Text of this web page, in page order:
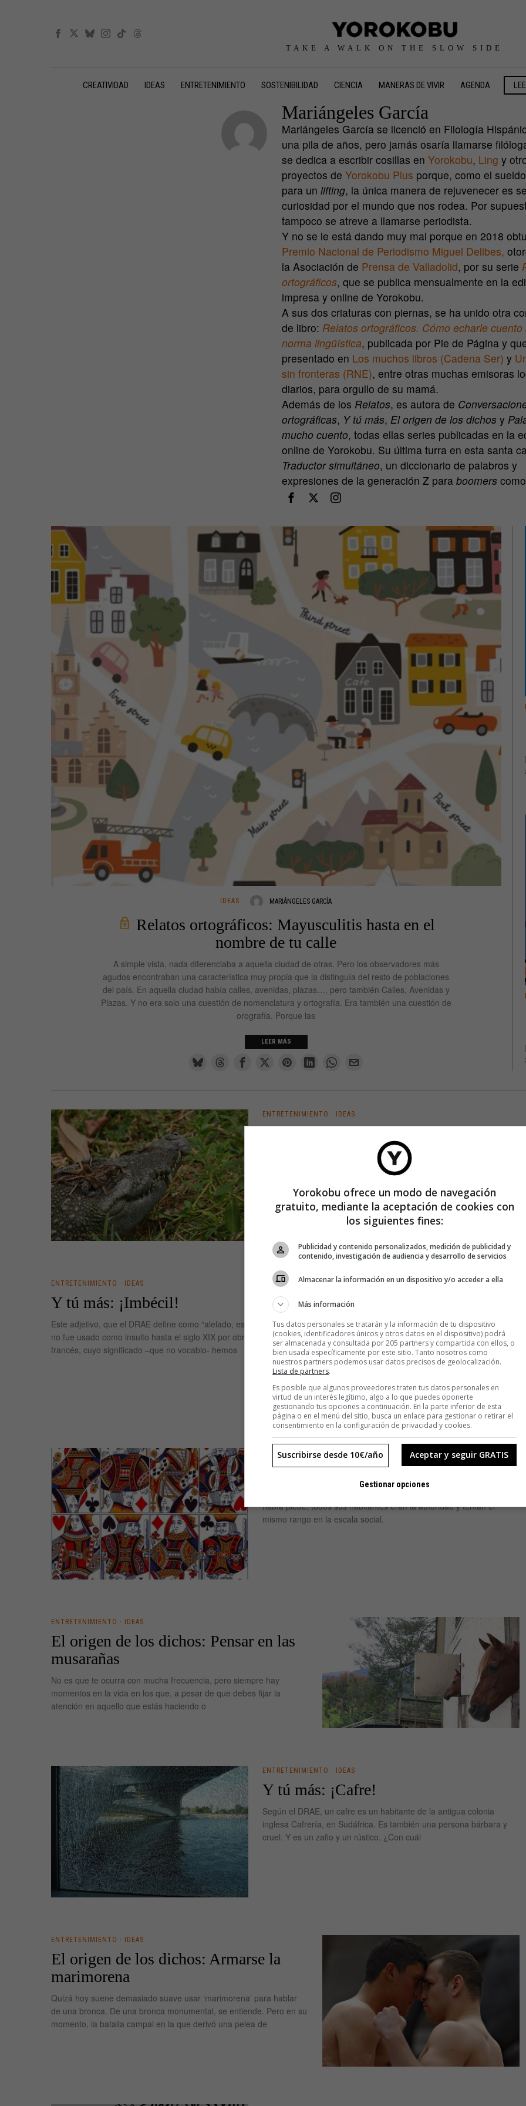
TAKE A WALK ON THE SLOW SIDE
CREATIVIDAD IDEAS ENTRETENIMIENTO SOSTENIBILIDAD CIENCIA MANERAS DE VIVIR AGENDA
Mariángeles García
Mariángeles García se licenció en Filología
una pila de años, pero jamás osaría llamarse
se dedica a escribir cosillas enYorokobu, Ling y
proyectos deYorokobu Plus porque, como el
para unlifting, la única manera de rejuvenecer es
curiosidad por el mundo que nos rodea. Por
tampoco se atreve a llamarse periodista.
Y no se le está dando muy mal porque en 2018
Premio Nacional de Periodismo Miguel Delibes,
la Asociación de Prensa de Valladolid, por su serie
ortográficos, que se publica mensualmente en la
impresa y online de Yorokobu.
A sus dos criaturas con piernas, se ha unido otra
de libro: Relatos ortográficos. Cómo echarle cuento
norma lingüística, publicada por Pie de Página y
presentado en Los muchos libros (Cadena Ser) y
sin fronteras (RNE), entre otras muchas emisoras
diarios, para orgullo de su mamá.
Además de los Relatos, es autora de
ortográficas, Y tú más, El origen de los dichos y
mucho cuento, todas ellas series publicadas en la
online de Yorokobu. Su última turra en esta santa
Traductor simultáneo, un diccionario de palabros y
expresiones de la generación Z paraboomers
IDEAS MARIÁNGELES GARCÍA
Relatos ortográficos: Mayusculitis hasta en el
nombre de tu calle
A simple vista, nada diferenciaba a aquella ciudad de otras. Pero los observadores más
agudos encontraban una característica muy propia que la distinguía del resto de poblaciones
del país. En aquella ciudad había calles, avenidas, plazas…, pero también Calles, Avenidas y
Plazas. Y no era solo una cuestión de nomenclatura y ortografía. Era también una cuestión de
orografía. Porque las
LEER MÁS
ENTRETENIMIENTO · IDEAS
¿Pueden los cocodrilos llorar? ¿Tienen sentimientos? Pues según
Porque según se decía en la Edad Media, además de otras leyendas
similares
ENTRETENIMIENTO · IDEAS
Y tú más: ¡Imbécil!
Este adjetivo, que el DRAE define como “alelado, escaso de razón”,
no fue usado como insulto hasta el siglo XIX por obra y gracia del
francés, cuyo significado –que no vocablo- hemos
IDEAS
El inaudito fin del Protocolo
En el reino de Protocolo todo el mundo tenía un cargo y un título. No
había plebe, todos sus habitantes eran la autoridad y tenían el
mismo rango en la escala social.
ENTRETENIMIENTO · IDEAS
El origen de los dichos: Pensar en las
musarañas
No es que te ocurra con mucha frecuencia, pero siempre hay
momentos en la vida en los que, a pesar de que debes fijar la
atención en aquello que estás haciendo o
ENTRETENIMIENTO · IDEAS
Y tú más: ¡Cafre!
Según el DRAE, un cafre es un habitante de la antigua colonia
inglesa Cafrería, en Sudáfrica. Es también una persona bárbara y
cruel. Y es un zafio y un rústico. ¿Con cuál
ENTRETENIMIENTO · IDEAS
El origen de los dichos: Armarse la
marimorena
Quizá hoy suene demasiado suave usar ‘marimorena’ para hablar
de una bronca. De una bronca monumental, se entiende. Pero en su
momento, la batalla campal en la que derivó una pelea de
Yorokobu ofrece un modo de navegación
gratuito, mediante la aceptación de cookies con
los siguientes fines:
Publicidad y contenido personalizados, medición de publicidad y
contenido, investigación de audiencia y desarrollo de servicios
Almacenar la información en un dispositivo y/o acceder a ella
Más información
Tus datos personales se tratarán y la información de tu dispositivo
(cookies, identificadores únicos y otros datos en el dispositivo) podrá
ser almacenada y consultada por 205 partners y compartida con ellos, o
bien usada específicamente por este sitio. Tanto nosotros como
nuestros partners podemos usar datos precisos de geolocalización.
Lista de partners.
Es posible que algunos proveedores traten tus datos personales en
virtud de un interés legítimo, algo a lo que puedes oponerte
gestionando tus opciones a continuación. En la parte inferior de esta
página o en el menú del sitio, busca un enlace para gestionar o retirar el
consentimiento en la configuración de privacidad y cookies.
Aceptar y seguir GRATIS
Suscribirse desde 10€/año
Gestionar opciones